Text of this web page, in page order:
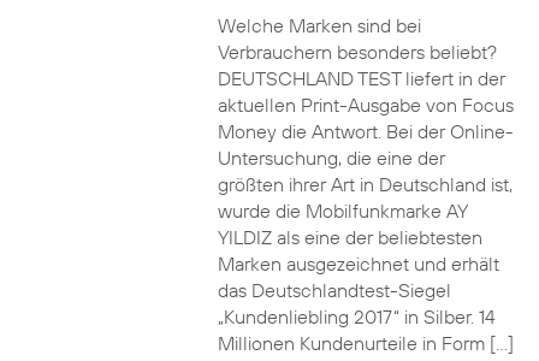
Welche Marken sind bei
Verbrauchern besonders beliebt?
DEUTSCHLAND TEST liefert in der
aktuellen Print-Ausgabe von Focus
Money die Antwort. Bei der Online-
Untersuchung, die eine der
größten ihrer Art in Deutschland ist,
wurde die Mobilfunkmarke AY
YILDIZ als eine der beliebtesten
Marken ausgezeichnet und erhält
das Deutschlandtest-Siegel
„Kundenliebling 2017“ in Silber. 14
Millionen Kundenurteile in Form […]